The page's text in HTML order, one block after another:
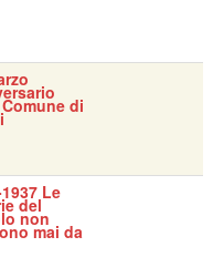
di
Le
del
non
mai da